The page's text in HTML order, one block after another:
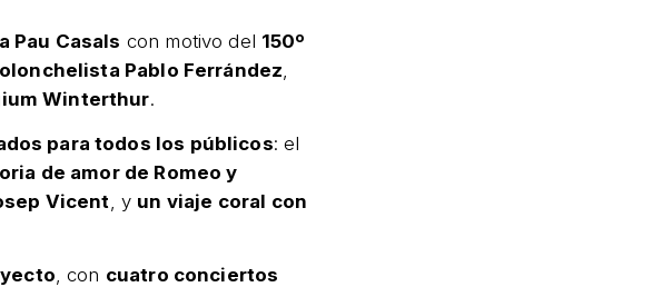
Pau Casals con motivo del 150º
Pablo Ferrández
Winterthur.
para todos los públicos: el
de amor de Romeo y
Vicent , y un viaje coral con
, con cuatro conciertos